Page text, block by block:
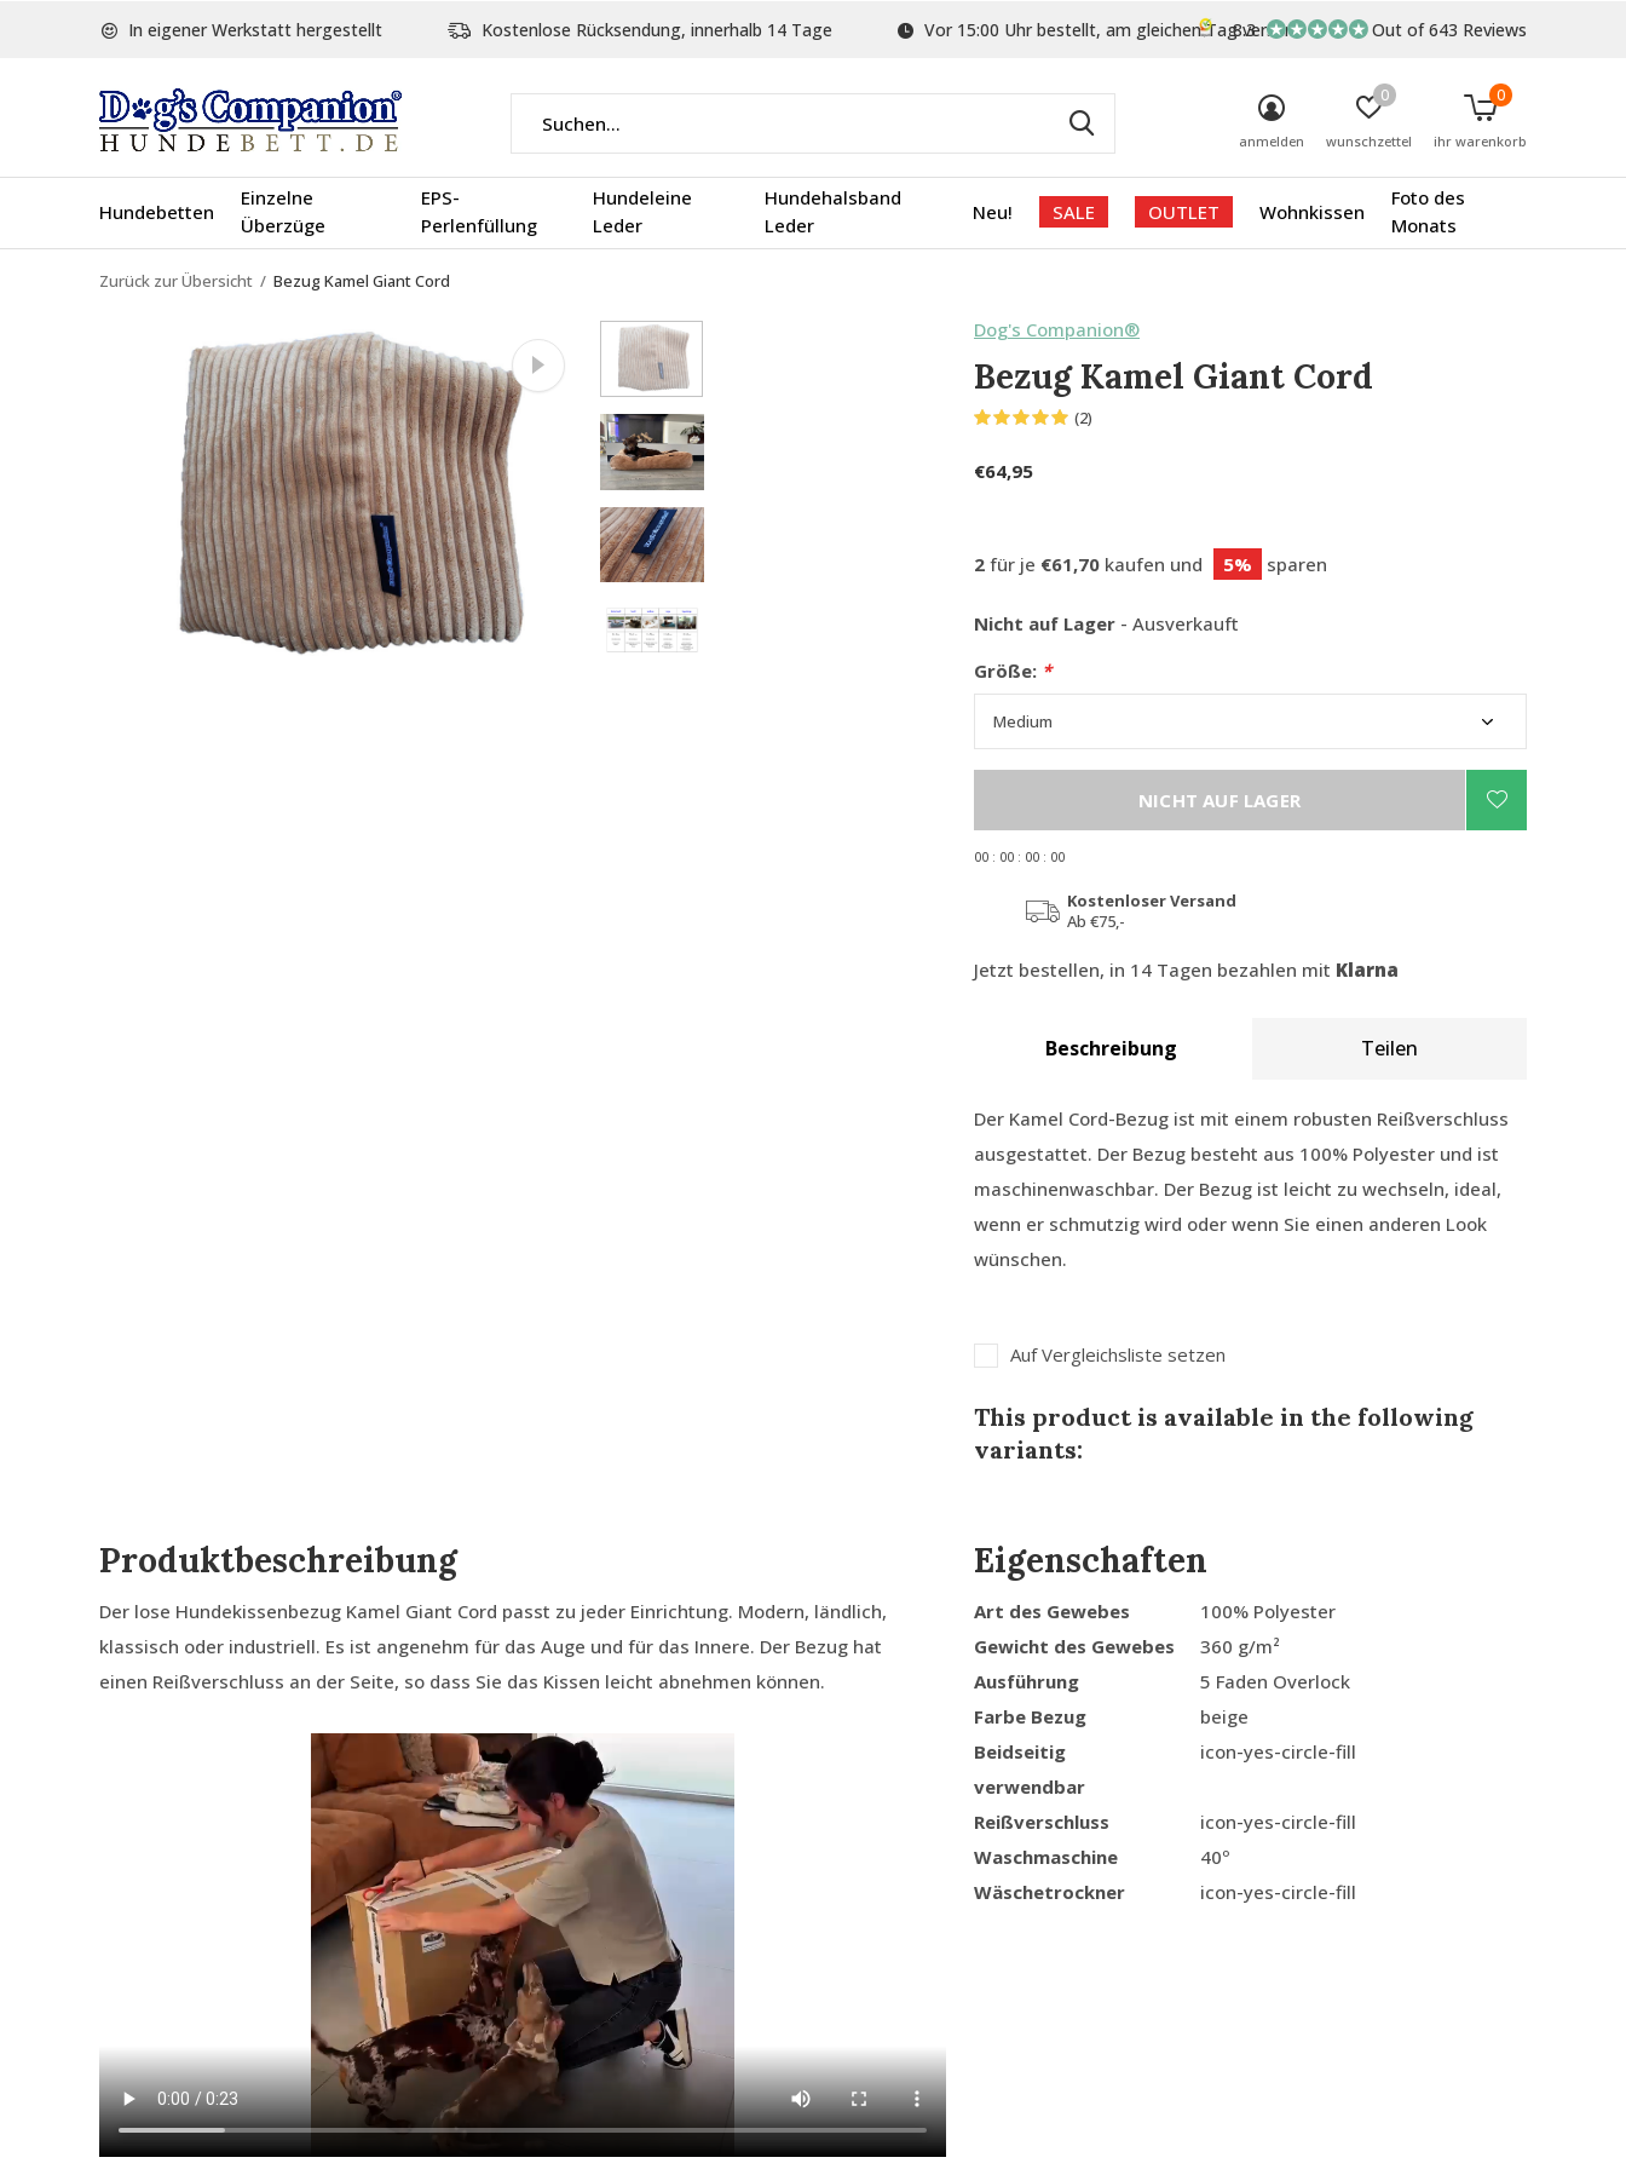
Hundebetten
Einzelne
Überzüge
EPS-
Perlenfüllung
Hundeleine
Leder
Hundehalsband
Leder
Neu! SALE OUTLET Wohnkissen
Foto des
Monats
anmelden wunschzettel
0
ihr warenkorb
0
In eigener Werkstatt hergestellt Kostenlose Rücksendung, innerhalb 14 Tage Vor 15:00 Uhr bestellt, am gleichen Tag versand
8.3 Out of 643 Reviews
Zurück zur Übersicht Bezug Kamel Giant Cord
Dog's Companion®
Bezug Kamel Giant Cord
(2)
€64,95
2 für je €61,70 kaufen und 5% sparen
Nicht auf Lager - Ausverkauft
Größe: *
NICHT AUF LAGER
00 : 00 : 00 : 00
Kostenloser Versand
Ab €75,-
Jetzt bestellen, in 14 Tagen bezahlen mit Klarna
Beschreibung Teilen
Der Kamel Cord-Bezug ist mit einem robusten Reißverschluss
ausgestattet. Der Bezug besteht aus 100% Polyester und ist
maschinenwaschbar. Der Bezug ist leicht zu wechseln, ideal,
wenn er schmutzig wird oder wenn Sie einen anderen Look
wünschen.
Auf Vergleichsliste setzen
This product is available in the following
variants:
Produktbeschreibung
Der lose Hundekissenbezug Kamel Giant Cord passt zu jeder Einrichtung. Modern, ländlich,
klassisch oder industriell. Es ist angenehm für das Auge und für das Innere. Der Bezug hat
einen Reißverschluss an der Seite, so dass Sie das Kissen leicht abnehmen können.
Eigenschaften
Art des Gewebes
100% Polyester
Gewicht des Gewebes
360 g/m²
Ausführung
5 Faden Overlock
Farbe Bezug
beige
Beidseitig
verwendbar
icon-yes-circle-fill
Reißverschluss
icon-yes-circle-fill
Waschmaschine
40º
Wäschetrockner
icon-yes-circle-fill